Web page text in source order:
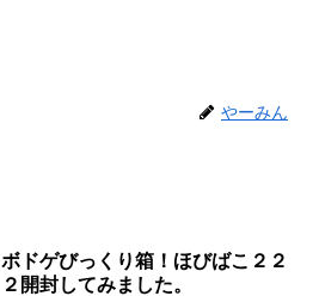
やーみん
ボドゲびっくり箱！ほびばこ２２
２開封してみました。